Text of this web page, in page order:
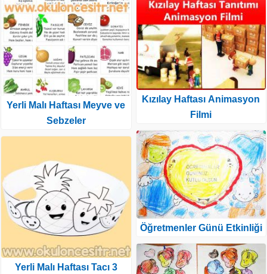
Yerli Malı Haftası Meyve ve
Sebzeler
Yerli Malı Haftası Tacı 3
Kızılay Haftası Animasyon
Filmi
Öğretmenler Günü Etkinliği